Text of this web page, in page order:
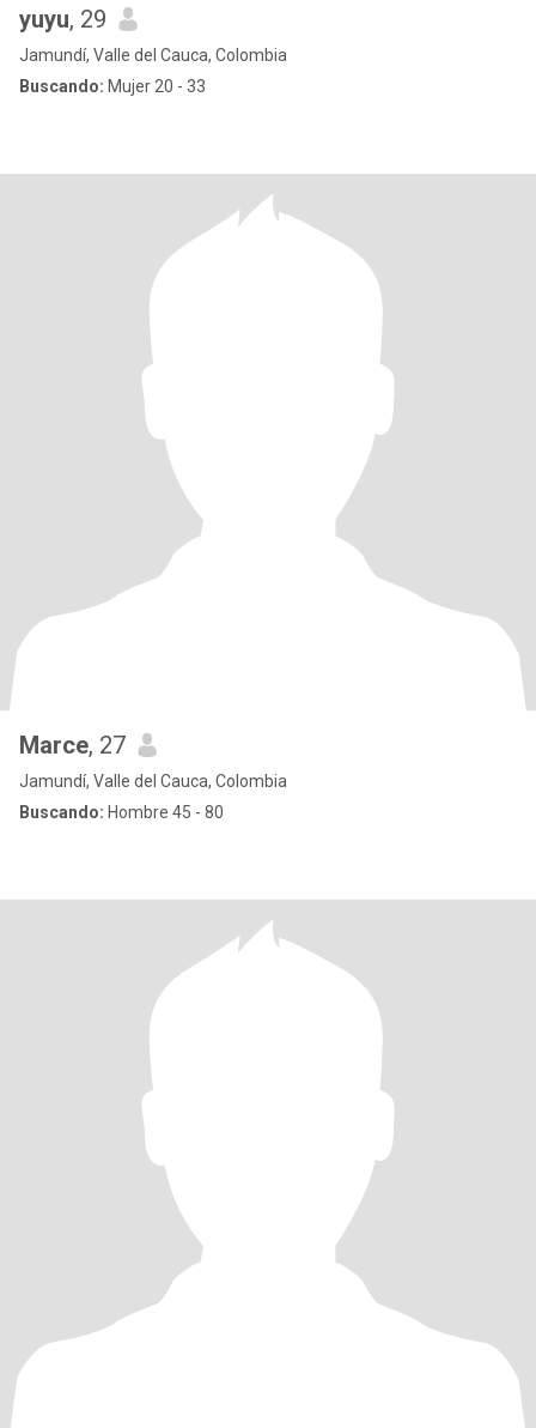
yuyu, 29
Jamundí, Valle del Cauca, Colombia
Buscando: Mujer 20 - 33
Marce, 27
Jamundí, Valle del Cauca, Colombia
Buscando: Hombre 45 - 80